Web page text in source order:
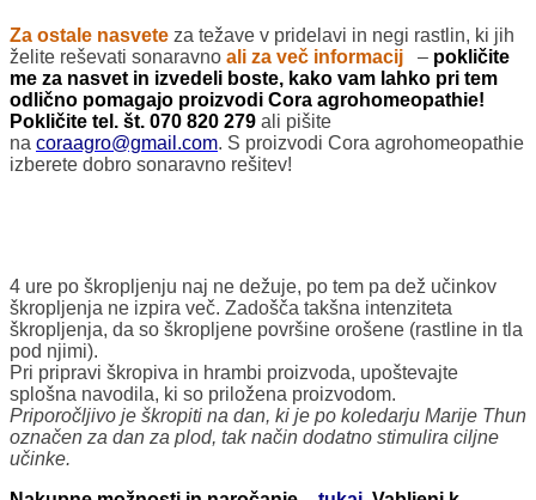
Za ostale nasvete za težave v pridelavi in negi rastlin, ki jih
želite reševati sonaravno ali za več informacij – pokličite
me za nasvet in izvedeli boste, kako vam lahko pri tem
odlično pomagajo proizvodi Cora agrohomeopathie!
Pokličite tel. št. 070 820 279 ali pišite
na coraagro@gmail.com. S proizvodi Cora agrohomeopathie
izberete dobro sonaravno rešitev!
4 ure po škropljenju naj ne dežuje, po tem pa dež učinkov
škropljenja ne izpira več. Zadošča takšna intenziteta
škropljenja, da so škropljene površine orošene (rastline in tla
pod njimi).
Pri pripravi škropiva in hrambi proizvoda, upoštevajte
splošna navodila, ki so priložena proizvodom.
Priporočljivo je škropiti na dan, ki je po koledarju Marije Thun
označen za dan za plod, tak način dodatno stimulira ciljne
učinke.